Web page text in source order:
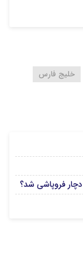
خلیج فارس
دچار فروپاشی شد؟